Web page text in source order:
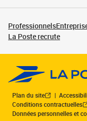
Professionnels
La Poste recrute
Plan du site
Conditions contractuelles
Données personnelles et